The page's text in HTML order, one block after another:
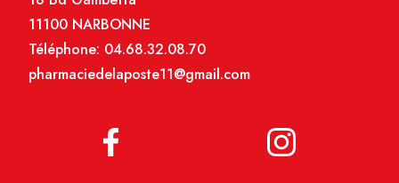
11100 NARBONNE
Téléphone: 04.68.32.08.70
pharmaciedelaposte11@gmail.com